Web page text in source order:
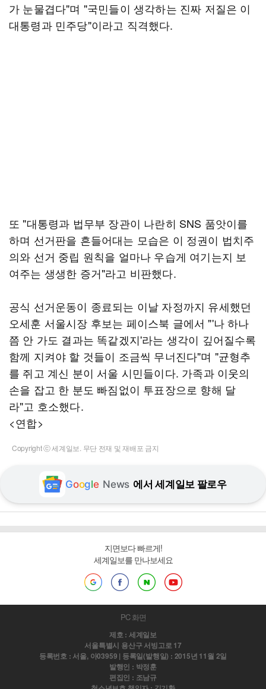
가 눈물겹다"며 "국민들이 생각하는 진짜 저질은 이
대통령과 민주당"이라고 직격했다.
또 "대통령과 법무부 장관이 나란히 SNS 품앗이를
하며 선거판을 흔들어대는 모습은 이 정권이 법치주
의와 선거 중립 원칙을 얼마나 우습게 여기는지 보
여주는 생생한 증거"라고 비판했다.
공식 선거운동이 종료되는 이날 자정까지 유세했던
오세훈 서울시장 후보는 페이스북 글에서 "'나 하나
쯤 안 가도 결과는 똑같겠지'라는 생각이 깊어질수록
함께 지켜야 할 것들이 조금씩 무너진다"며 "균형추
를 쥐고 계신 분이 서울 시민들이다. 가족과 이웃의
손을 잡고 한 분도 빠짐없이 투표장으로 향해 달
라"고 호소했다.
<연합>
Copyright ⓒ 세계일보. 무단 전재 및 재배포 금지
Google News 에서 세계일보 팔로우
지면보다 빠르게!
세계일보를 만나보세요
PC 화면
제호 : 세계일보
서울특별시 용산구 서빙고로 17
등록번호 : 서울, 아03959 | 등록일(발행일) : 2015년 11월 2일
발행인 : 박정훈
편집인 : 조남규